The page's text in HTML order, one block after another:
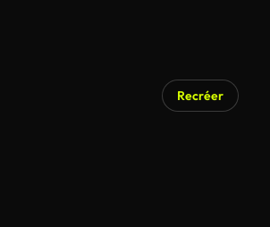
Recréer